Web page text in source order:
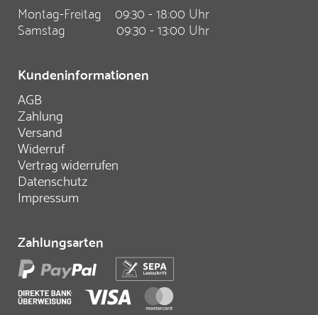
Montag-Freitag
09:30 - 18:00 Uhr
Samstag
09:30 - 13:00 Uhr
Kundeninformationen
AGB
Zahlung
Versand
Widerruf
Vertrag widerrufen
Datenschutz
Impressum
Zahlungsarten